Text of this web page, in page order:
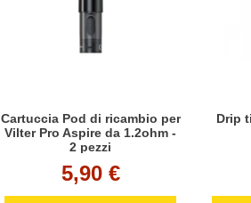
Cartuccia Pod di ricambio per
Vilter Pro Aspire da 1.2ohm -
2 pezzi
5,90 €
Drip